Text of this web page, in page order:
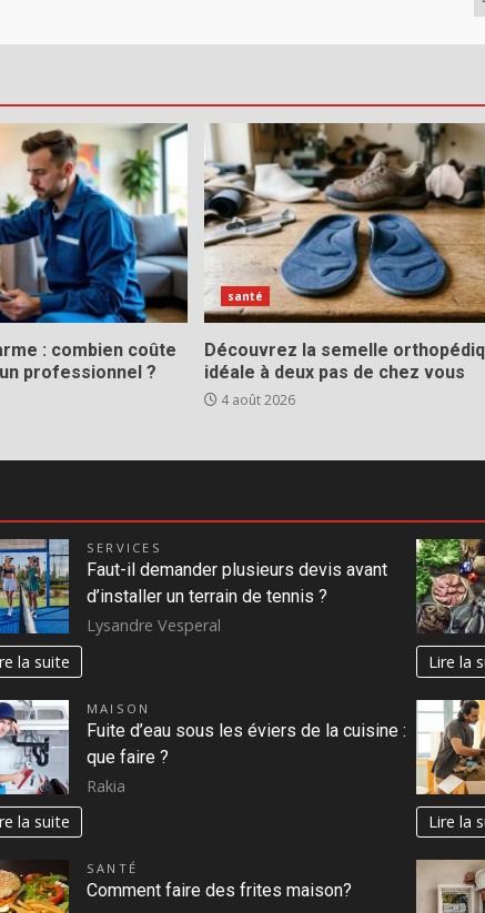
: combien coûte
professionnel ?
santé
Découvrez la semelle
idéale à deux pas de chez vous
4 août 2026
SERVICES
Faut-il demander plusieurs devis avant
d’installer un terrain de tennis ?
Lysandre Vesperal
la suite
Lire la
MAISON
Fuite d’eau sous les éviers de la cuisine :
que faire ?
Rakia
la suite
Lire la
SANTÉ
Comment faire des frites maison?